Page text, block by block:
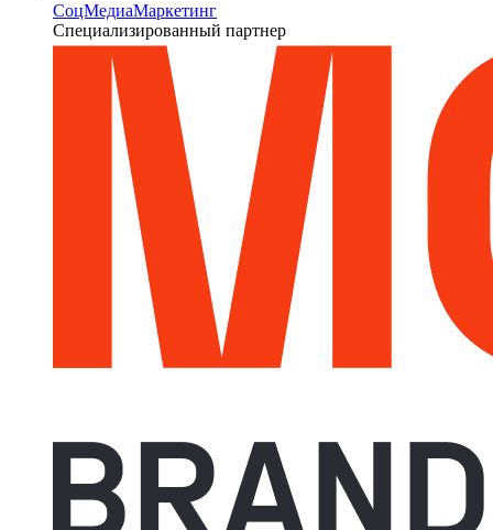
СоцМедиаМаркетинг
Специализированный партнер